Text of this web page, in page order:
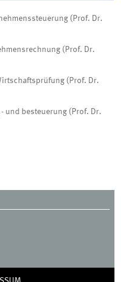
(Prof. Dr.
(Prof. Dr.
(Prof. Dr.
und besteuerung (Prof. Dr.